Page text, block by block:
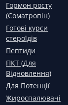
Гормон росту
(Соматропін)
Готові курси
стероїдів
Пептиди
ПКТ (Для
Відновлення)
Для Потенції
Жироспалювачі